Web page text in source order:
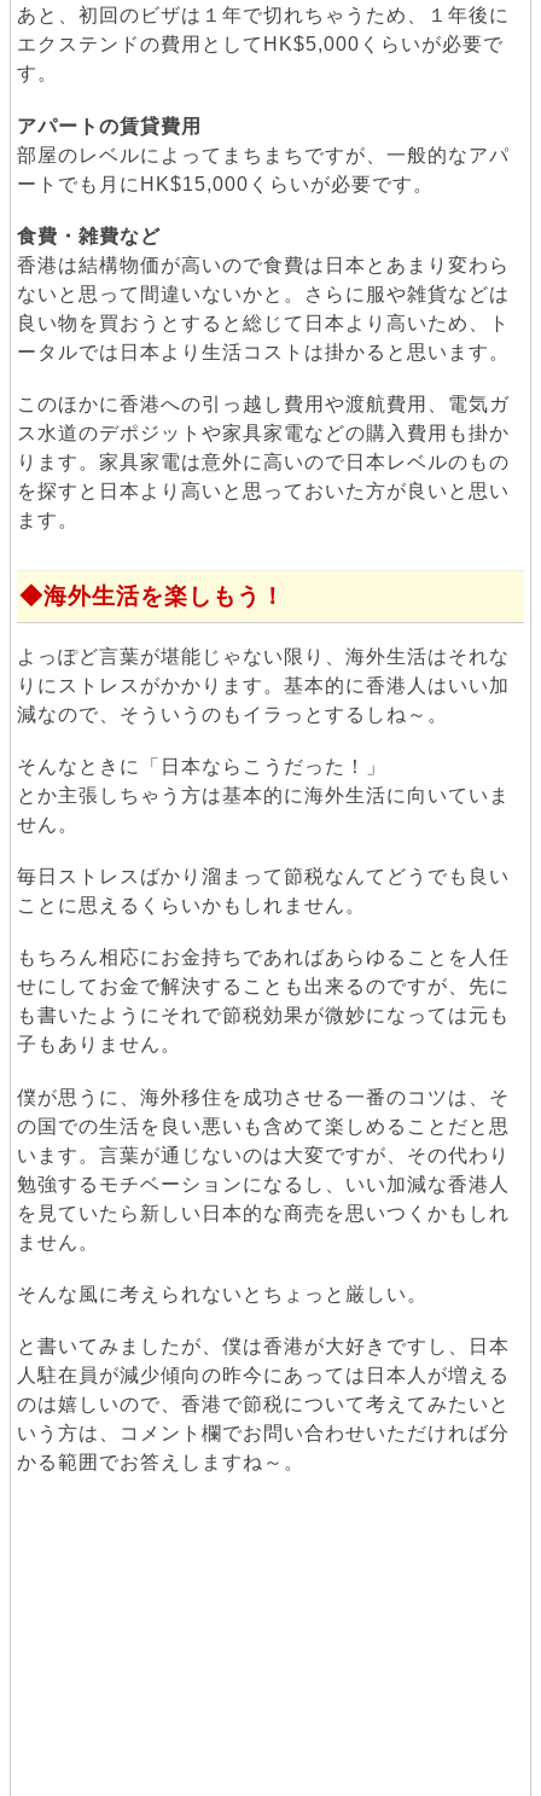
あと、初回のビザは１年で切れちゃうため、１年後に
エクステンドの費用としてHK$5,000くらいが必要で
す。
アパートの賃貸費用
部屋のレベルによってまちまちですが、一般的なアパ
ートでも月にHK$15,000くらいが必要です。
食費・雑費など
香港は結構物価が高いので食費は日本とあまり変わら
ないと思って間違いないかと。さらに服や雑貨などは
良い物を買おうとすると総じて日本より高いため、ト
ータルでは日本より生活コストは掛かると思います。
このほかに香港への引っ越し費用や渡航費用、電気ガ
ス水道のデポジットや家具家電などの購入費用も掛か
ります。家具家電は意外に高いので日本レベルのもの
を探すと日本より高いと思っておいた方が良いと思い
ます。
海外生活を楽しもう！
よっぽど言葉が堪能じゃない限り、海外生活はそれな
りにストレスがかかります。基本的に香港人はいい加
減なので、そういうのもイラっとするしね～。
そんなときに「日本ならこうだった！」
とか主張しちゃう方は基本的に海外生活に向いていま
せん。
毎日ストレスばかり溜まって節税なんてどうでも良い
ことに思えるくらいかもしれません。
もちろん相応にお金持ちであればあらゆることを人任
せにしてお金で解決することも出来るのですが、先に
も書いたようにそれで節税効果が微妙になっては元も
子もありません。
僕が思うに、海外移住を成功させる一番のコツは、そ
の国での生活を良い悪いも含めて楽しめることだと思
います。言葉が通じないのは大変ですが、その代わり
勉強するモチベーションになるし、いい加減な香港人
を見ていたら新しい日本的な商売を思いつくかもしれ
ません。
そんな風に考えられないとちょっと厳しい。
と書いてみましたが、僕は香港が大好きですし、日本
人駐在員が減少傾向の昨今にあっては日本人が増える
のは嬉しいので、香港で節税について考えてみたいと
いう方は、コメント欄でお問い合わせいただければ分
かる範囲でお答えしますね～。